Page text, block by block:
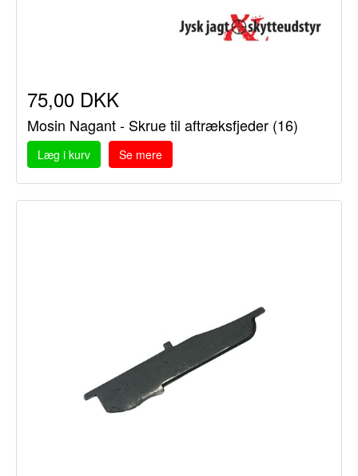
75,00 DKK
Mosin Nagant - Skrue til aftræksfjeder (16)
Læg i kurv Se mere